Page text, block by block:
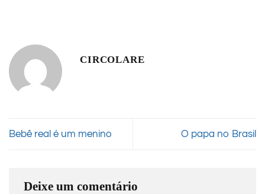
CIRCOLARE
Bebê real é um menino O papa no Brasil
Deixe um comentário